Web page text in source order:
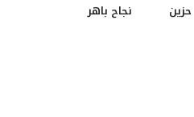
حزين نجاح باهر